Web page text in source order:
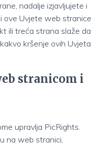
nadalje izjavljujete i
ove Uvjete web stranice
ili treća strana slaže da
kršenje ovih Uvjeta
stranicom i
upravlja PicRights.
na web stranici,